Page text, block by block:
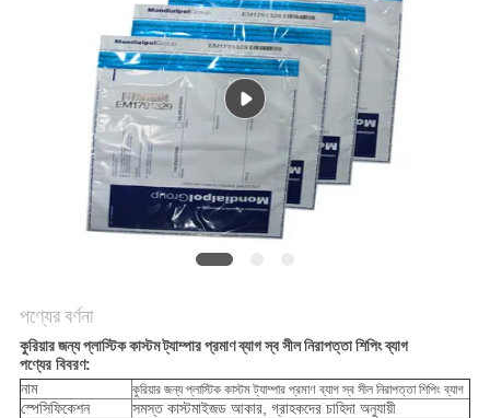
গোপনীয়তা
পণ্যের বর্ণনা
কুরিয়ার জন্য প্লাস্টিক কাস্টম ট্যাম্পার প্রমাণ ব্যাগ স্ব সীল নিরাপত্তা শিপিং ব্যাগ
পণ্যের বিবরণ:
নাম
কুরিয়ার জন্য প্লাস্টিক কাস্টম ট্যাম্পার প্রমাণ ব্যাগ স্ব সীল নিরাপত্তা শিপিং ব্যাগ
স্পেসিফিকেশন
সমস্ত কাস্টমাইজড আকার, গ্রাহকদের চাহিদা অনুযায়ী